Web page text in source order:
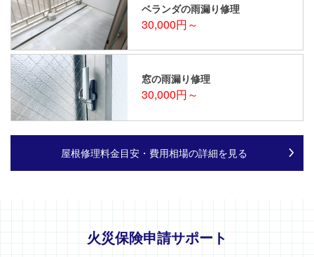
ベランダの雨漏り修理
30,000円～
窓の雨漏り修理
30,000円～
屋根修理料金目安・費用相場の詳細を見る
火災保険申請サポート